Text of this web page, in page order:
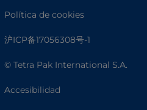
Política de cookies
沪ICP备17056308号-1
© Tetra Pak International S.A.
Accesibilidad